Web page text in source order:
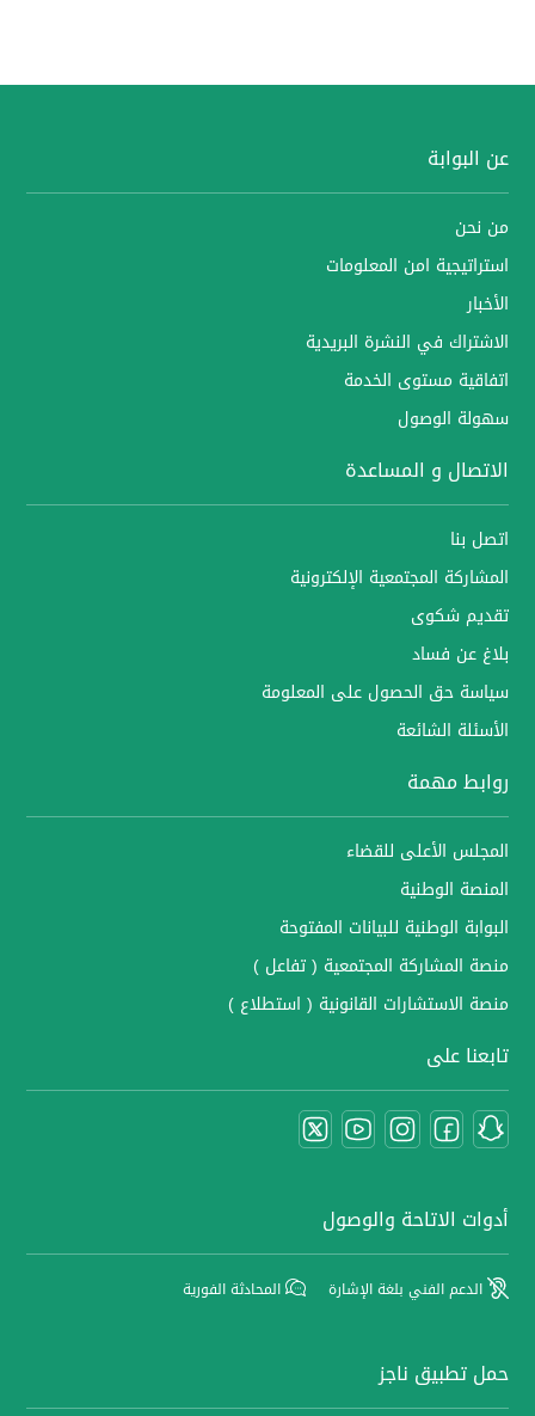
عن البوابة
من نحن
استراتيجية امن المعلومات
الأخبار
الاشتراك في النشرة البريدية
اتفاقية مستوى الخدمة
سهولة الوصول
الاتصال و المساعدة
اتصل بنا
المشاركة المجتمعية الإلكترونية
تقديم شكوى
بلاغ عن فساد
سياسة حق الحصول على المعلومة
الأسئلة الشائعة
روابط مهمة
المجلس الأعلى للقضاء
المنصة الوطنية
البوابة الوطنية للبيانات المفتوحة
منصة المشاركة المجتمعية ( تفاعل )
منصة الاستشارات القانونية ( استطلاع )
تابعنا على
أدوات الاتاحة والوصول
الدعم الفني بلغة الإشارة المحادثة الفورية
حمل تطبيق ناجز